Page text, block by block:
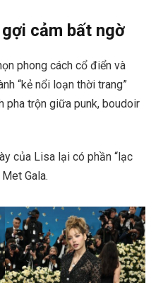
cảm bất ngờ
phong cách cổ điển và
“kẻ nổi loạn thời trang”
pha trộn giữa punk, boudoir
của Lisa lại có phần “lạc
Gala.